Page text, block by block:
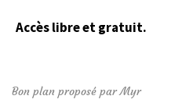
Accès libre et gratuit.
Bon plan proposé par Myr